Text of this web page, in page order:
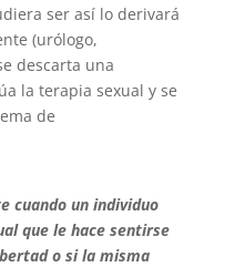
ser así lo derivará
(urólogo,
descarta una
la terapia sexual y se
de
cuando un individuo
que le hace sentirse
o si la misma